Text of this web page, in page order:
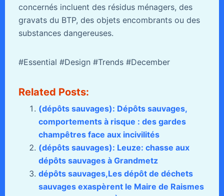
concernés incluent des résidus ménagers, des
gravats du BTP, des objets encombrants ou des
substances dangereuses.
#Essential #Design #Trends #December
Related Posts:
(dépôts sauvages): Dépôts sauvages,
comportements à risque : des gardes
champêtres face aux incivilités
(dépôts sauvages): Leuze: chasse aux
dépôts sauvages à Grandmetz
dépôts sauvages,Les dépôt de déchets
sauvages exaspèrent le Maire de Raismes